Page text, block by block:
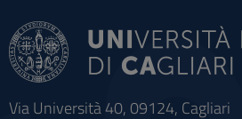
Via Università 40, 09124, Cagliari